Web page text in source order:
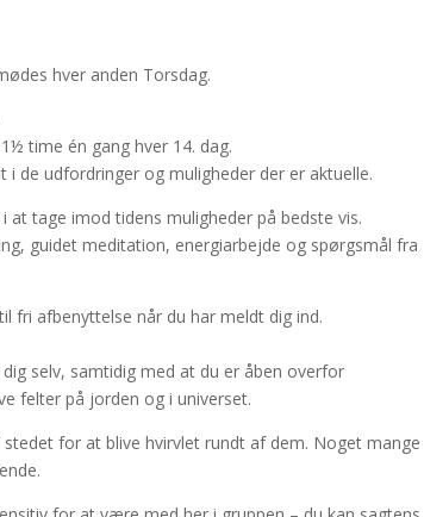
hver anden Torsdag.
time én gang hver 14. dag.
de udfordringer og muligheder der er aktuelle.
tage imod tidens muligheder på bedste vis.
guidet meditation, energiarbejde og spørgsmål fra
fri afbenyttelse når du har meldt dig ind.
selv, samtidig med at du er åben overfor
felter på jorden og i universet.
for at blive hvirvlet rundt af dem. Noget mange